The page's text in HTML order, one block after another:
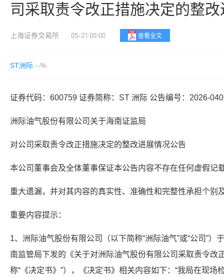
司采取责令改正措施决定的整
上海证券交易所 05-21 00:00 查看全文
ST洲际 --%
证券代码：600759 证券简称：ST 洲际 公告编号：2026-
洲际油气股份有限公司关于海南证监局
对公司采取责令改正措施决定的整改进展情况公告
本公司董事会及全体董事保证本公告内容不存在任何虚假记
重大遗漏，并对其内容的真实性、准确性和完整性承担个别
重要内容提示：
1、洲际油气股份有限公司（以下简称“洲际油气”或“公司”
南监管局下发的《关于对洲际油气股份有限公司采取责令改
称“《决定书》”），《决定书》相关内容如下：“我局在现